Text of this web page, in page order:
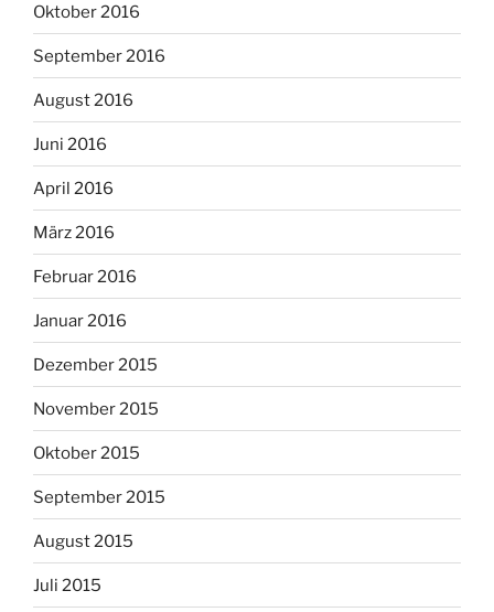
Oktober 2016
September 2016
August 2016
Juni 2016
April 2016
März 2016
Februar 2016
Januar 2016
Dezember 2015
November 2015
Oktober 2015
September 2015
August 2015
Juli 2015